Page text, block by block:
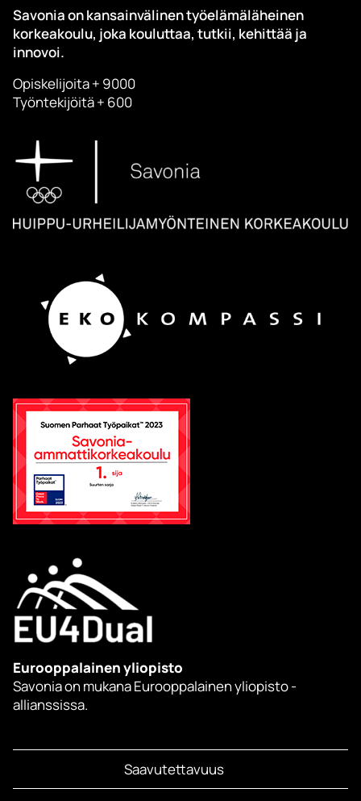
Savonia on kansainvälinen työelämäläheinen
korkeakoulu, joka kouluttaa, tutkii, kehittää ja
innovoi.
Opiskelijoita + 9000
Työntekijöitä + 600
Eurooppalainen yliopisto
Savonia on mukana Eurooppalainen yliopisto -
allianssissa.
Saavutettavuus